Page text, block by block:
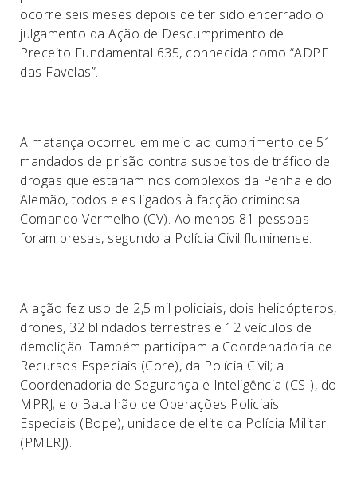
ocorre seis meses depois de ter sido encerrado o
julgamento da Ação de Descumprimento de
Preceito Fundamental 635, conhecida como “ADPF
das Favelas”.
A matança ocorreu em meio ao cumprimento de 51
mandados de prisão contra suspeitos de tráfico de
drogas que estariam nos complexos da Penha e do
Alemão, todos eles ligados à facção criminosa
Comando Vermelho (CV). Ao menos 81 pessoas
foram presas, segundo a Polícia Civil fluminense.
A ação fez uso de 2,5 mil policiais, dois helicópteros,
drones, 32 blindados terrestres e 12 veículos de
demolição. Também participam a Coordenadoria de
Recursos Especiais (Core), da Polícia Civil; a
Coordenadoria de Segurança e Inteligência (CSI), do
MPRJ; e o Batalhão de Operações Policiais
Especiais (Bope), unidade de elite da Polícia Militar
(PMERJ).